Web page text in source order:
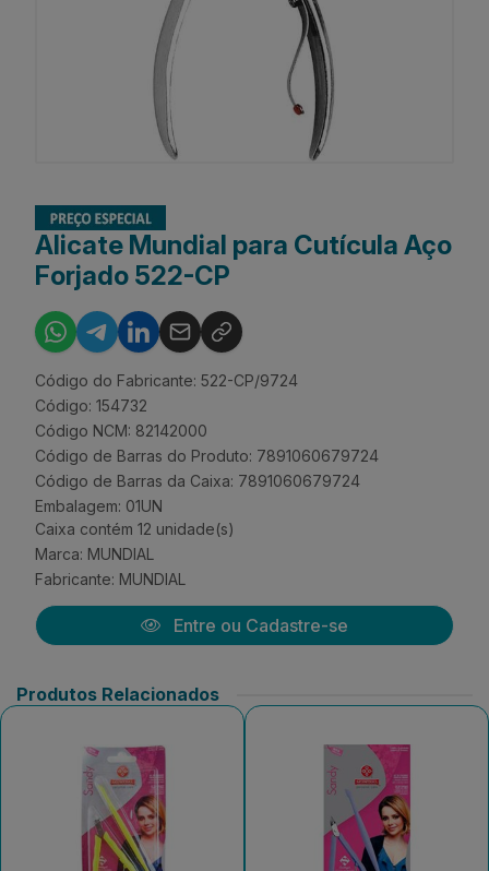
Alicate Mundial para Cutícula Aço
Forjado 522-CP
Código do Fabricante: 522-CP/9724
Código: 154732
Código NCM: 82142000
Código de Barras do Produto: 7891060679724
Código de Barras da Caixa: 7891060679724
Embalagem: 01UN
Caixa contém 12 unidade(s)
Marca: MUNDIAL
Fabricante: MUNDIAL
Entre ou Cadastre-se
Produtos Relacionados